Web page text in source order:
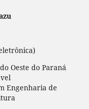
Oeste do Paraná
Engenharia de